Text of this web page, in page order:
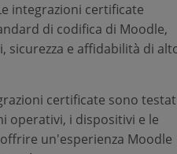
integrazioni certificate
di codifica di Moodle,
sicurezza e affidabilità di
certificate sono
operativi, i dispositivi e le
un'esperienza Moodle